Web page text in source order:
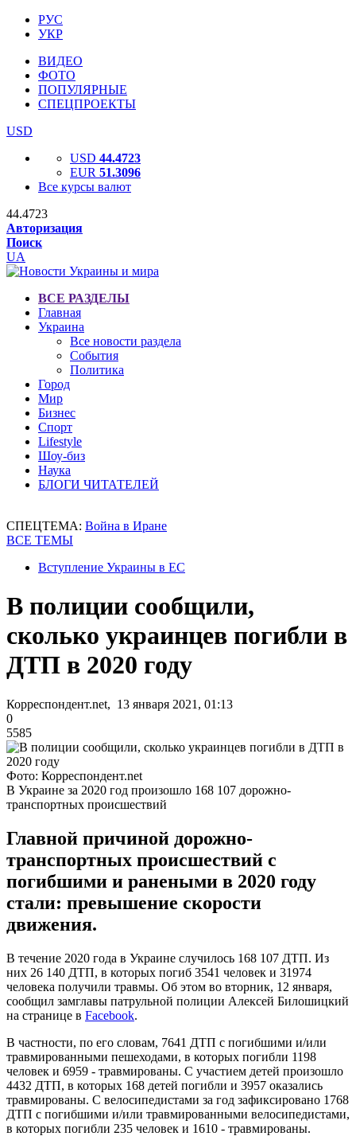
РУС
УКР
ВИДЕО
ФОТО
ПОПУЛЯРНЫЕ
СПЕЦПРОЕКТЫ
USD
USD 44.4723
EUR 51.3096
Все курсы валют
44.4723
Авторизация
Поиск
UA
ВСЕ РАЗДЕЛЫ
Главная
Украина
Все новости раздела
События
Политика
Город
Мир
Бизнес
Спорт
Lifestyle
Шоу-биз
Наука
БЛОГИ ЧИТАТЕЛЕЙ
СПЕЦТЕМА: Война в Иране
ВСЕ ТЕМЫ
Вступление Украины в ЕС
В полиции сообщили,
сколько украинцев погибли в
ДТП в 2020 году
Корреспондент.net, 13 января 2021, 01:13
0
5585
Фото: Корреспондент.net
В Украине за 2020 год произошло 168 107 дорожно-
транспортных происшествий
Главной причиной дорожно-
транспортных происшествий с
погибшими и ранеными в 2020 году
стали: превышение скорости
движения.
В течение 2020 года в Украине случилось 168 107 ДТП. Из
них 26 140 ДТП, в которых погиб 3541 человек и 31974
человека получили травмы. Об этом во вторник, 12 января,
сообщил замглавы патрульной полиции Алексей Билошицкий
на странице в Facebook.
В частности, по его словам, 7641 ДТП с погибшими и/или
травмированными пешеходами, в которых погибли 1198
человек и 6959 - травмированы. С участием детей произошло
4432 ДТП, в которых 168 детей погибли и 3957 оказались
травмированы. С велосипедистами за год зафиксировано 1768
ДТП с погибшими и/или травмированными велосипедистами,
в которых погибли 235 человек и 1610 - травмированы.